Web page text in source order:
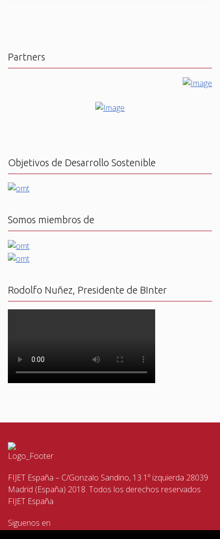
Partners
Objetivos de Desarrollo Sostenible
Somos miembros de
Rodolfo Nuñez, Presidente de BInter
FIJET España – C/Gonzalo Sandino, 13 1º izquierda 28039
Madrid (España) 2018. Todos los derechos reservados
FIJET España
Siguenos en